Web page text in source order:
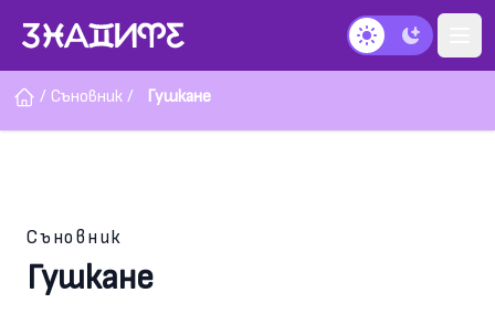
Тъмен режим
/ Съновник / Гушкане
Съновник
Гушкане